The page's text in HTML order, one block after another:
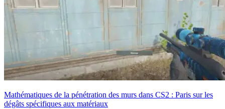
Mathématiques de la pénétration des murs dans CS2 : Paris sur les
dégâts spécifiques aux matériaux